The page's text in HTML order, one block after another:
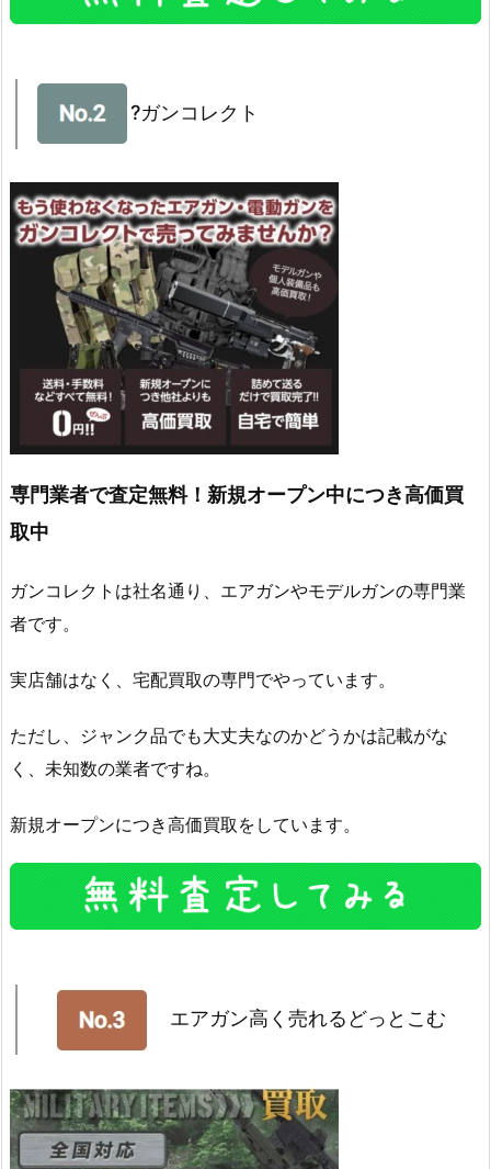
?ガンコレクト
専門業者で査定無料！新規オープン中につき高価買
取中
ガンコレクトは社名通り、エアガンやモデルガンの専門業
者です。
実店舗はなく、宅配買取の専門でやっています。
ただし、ジャンク品でも大丈夫なのかどうかは記載がな
く、未知数の業者ですね。
新規オープンにつき高価買取をしています。
エアガン高く売れるどっとこむ